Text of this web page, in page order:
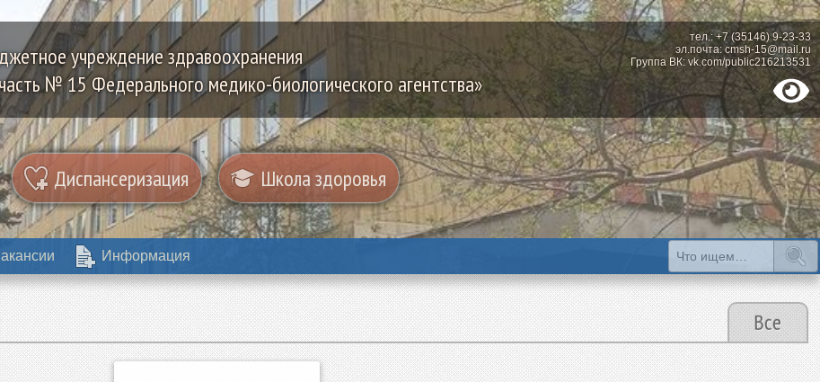
учреждение здравоохранения
№ 15 Федерального медико-биологического агентства»
тел.: +7 (35146) 9-23-33
эл.почта: cmsh-15@mail.ru
Группа ВК: vk.com/public216213531
Диспансеризация Школа здоровья
Информация
Все